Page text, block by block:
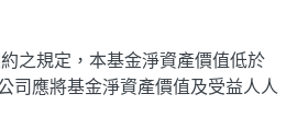
之規定，本基金淨資產價值低於
司應將基金淨資產價值及受益人人